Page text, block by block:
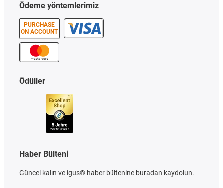
Ödeme yöntemlerimiz
PURCHASE
ON ACCOUNT
Ödüller
Haber Bülteni
Güncel kalın ve igus® haber bültenine buradan kaydolun.